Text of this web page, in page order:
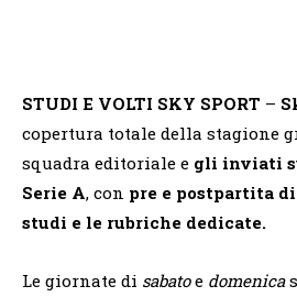
STUDI E VOLTI SKY SPORT –
copertura totale della stagione
squadra editoriale e gli inviati
Serie A, con pre e postpartita
studi e le rubriche dedicate.
Le giornate di sabatoe domenica